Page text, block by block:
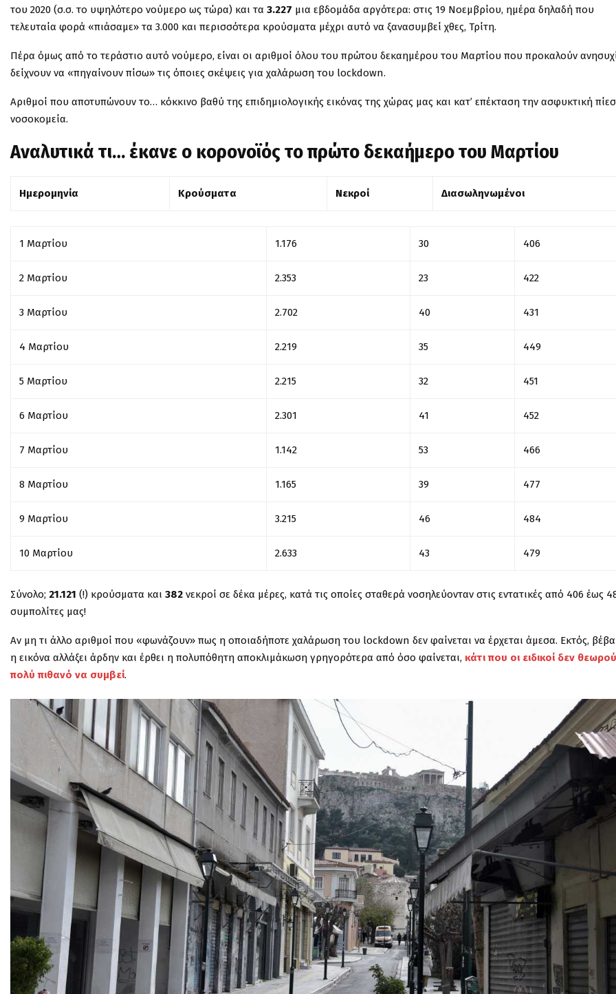
του 2020 (σ.σ. το υψηλότερο νούμερο ως τώρα) και τα 3.227 μια εβδομάδα αργότερα: στις 19 Νοεμβρίου, ημέρα δηλαδή που
τελευταία φορά «πιάσαμε» τα 3.000 και περισσότερα κρούσματα μέχρι αυτό να ξανασυμβεί χθες, Τρίτη.
Πέρα όμως από το τεράστιο αυτό νούμερο, είναι οι αριθμοί όλου του πρώτου δεκαημέρου του Μαρτίου που προκαλούν
δείχνουν να «πηγαίνουν πίσω» τις όποιες σκέψεις για χαλάρωση του lockdown.
Αριθμοί που αποτυπώνουν το… κόκκινο βαθύ της επιδημιολογικής εικόνας της χώρας μας και κατ’ επέκταση την ασφυκτική
νοσοκομεία.
Αναλυτικά τι… έκανε ο κορονοϊός το πρώτο δεκαήμερο του Μαρτίου
Ημερομηνία Κρούσματα Νεκροί Διασωληνωμένοι
1 Μαρτίου 1.176 30 406
2 Μαρτίου 2.353 23 422
3 Μαρτίου 2.702 40 431
4 Μαρτίου 2.219 35 449
5 Μαρτίου 2.215 32 451
6 Μαρτίου 2.301 41 452
7 Μαρτίου 1.142 53 466
8 Μαρτίου 1.165 39 477
9 Μαρτίου 3.215 46 484
10 Μαρτίου 2.633 43 479
Σύνολο; 21.121 (!) κρούσματα και 382 νεκροί σε δέκα μέρες, κατά τις οποίες σταθερά νοσηλεύονταν στις εντατικές από 406 έως
συμπολίτες μας!
Αν μη τι άλλο αριθμοί που «φωνάζουν» πως η οποιαδήποτε χαλάρωση του lockdown δεν φαίνεται να έρχεται άμεσα. Εκτός,
η εικόνα αλλάξει άρδην και έρθει η πολυπόθητη αποκλιμάκωση γρηγορότερα από όσο φαίνεται, κάτι που οι ειδικοί δεν
πολύ πιθανό να συμβεί.